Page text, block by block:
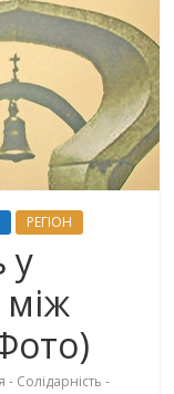
РЕГІОН
у
між
Солідарність -